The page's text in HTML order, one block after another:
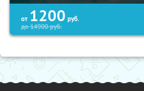
от 1200 руб.
до14900руб.